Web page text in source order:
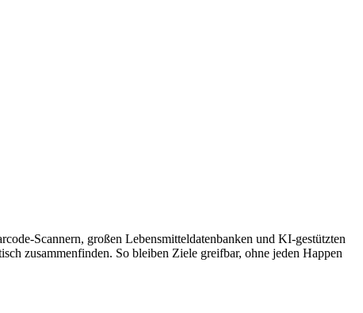
Scannern, großen Lebensmittel­datenbanken und KI-gestützten
zusammenfinden. So bleiben Ziele greifbar, ohne jeden Happen